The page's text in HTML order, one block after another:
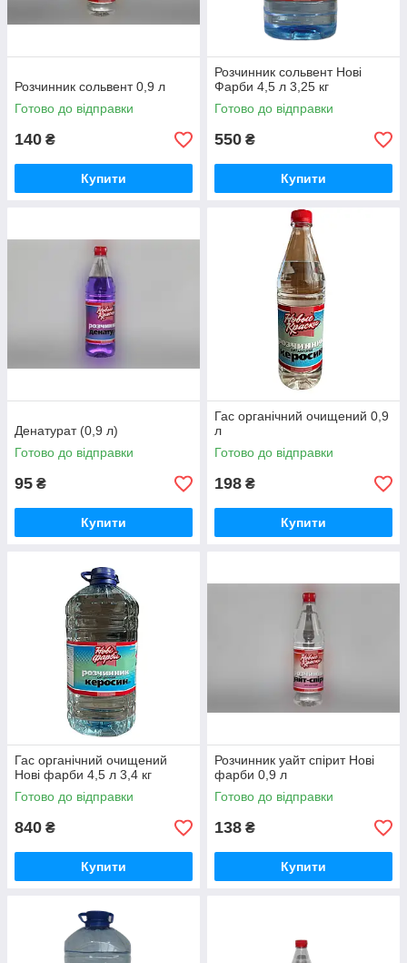
Розчинник сольвент 0,9 л
Готово до відправки
140 ₴
Купити
Розчинник сольвент Нові
Фарби 4,5 л 3,25 кг
Готово до відправки
550 ₴
Купити
Денатурат (0,9 л)
Готово до відправки
95 ₴
Купити
Гас органічний очищений 0,9
л
Готово до відправки
198 ₴
Купити
Гас органічний очищений
Нові фарби 4,5 л 3,4 кг
Готово до відправки
840 ₴
Купити
Розчинник уайт спірит Нові
фарби 0,9 л
Готово до відправки
138 ₴
Купити